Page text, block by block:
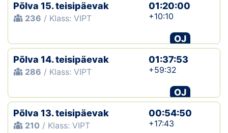
Põlva 15. teisipäevak
236 / Klass: VIPT
01:20:00
+10:10
OJ
Põlva 14. teisipäevak
286 / Klass: VIPT
01:37:53
+59:32
OJ
Põlva 13. teisipäevak
210 / Klass: VIPT
00:54:50
+17:43